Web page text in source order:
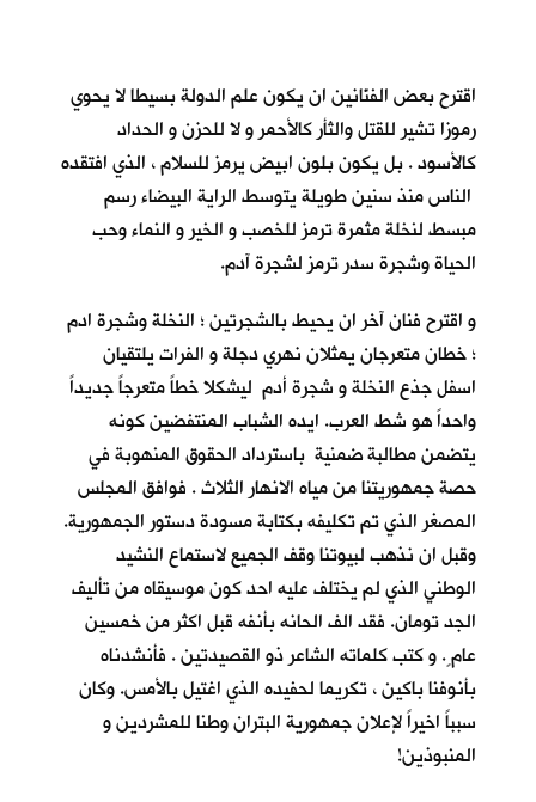
اقترح بعض الفنّانين ان يكون علم الدولة بسيطا لا يحوي
رموزا تشير للقتل والثأر كالأحمر و لا للحزن و الحداد
كالأسود . بل يكون بلون ابيض يرمز للسلام ، الذي افتقده
الناس منذ سنين طويلة يتوسط الراية البيضاء رسم
مبسط لنخلة مثمرة ترمز للخصب و الخير و النماء وحب
الحياة وشجرة سدر ترمز لشجرة آدم.
و اقترح فنان آخر ان يحيط بالشجرتين ؛ النخلة وشجرة ادم
؛ خطان متعرجان يمثلان نهري دجلة و الفرات يلتقيان
اسفل جذع النخلة و شجرة أدم ليشكلا خطاً متعرجاً جديداً
واحداً هو شط العرب. ايده الشباب المنتفضين كونه
يتضمن مطالبة ضمنية باسترداد الحقوق المنهوبة في
حصة جمهوريتنا من مياه الانهار الثلاث . فوافق المجلس
المصغر الذي تم تكليفه بكتابة مسودة دستور الجمهورية.
وقبل ان نذهب لبيوتنا وقف الجميع لاستماع النشيد
الوطني الذي لم يختلف عليه احد كون موسيقاه من تأليف
الجد تومان. فقد الف الحانه بأنفه قبل اكثر من خمسين
عام ٍ. و كتب كلماته الشاعر ذو القصيدتين . فأنشدناه
بأنوفنا باكين ، تكريما لحفيده الذي اغتيل بالأمس. وكان
سبباً اخيراً لإعلان جمهورية البتران وطنا للمشردين و
المنبوذين!